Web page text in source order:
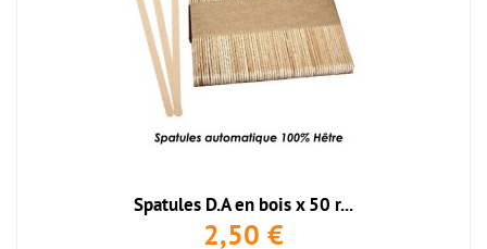
Spatules D.A en bois x 50 r...
2,50 €